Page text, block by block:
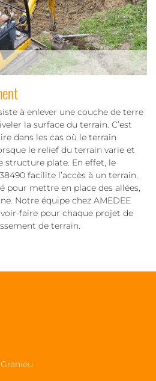
à enlever une couche de terre
la surface du terrain. C’est
dans les cas où le terrain
le relief du terrain varie et
structure plate. En effet, le
facilite l’accès à un terrain.
pour mettre en place des allées,
Notre équipe chez AMEDEE
faire pour chaque projet de
de terrain.